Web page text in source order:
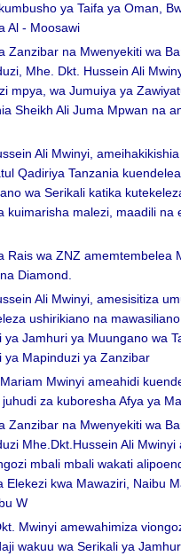
ya Taifa ya Oman,
Al - Moosawi
Zanzibar na Mwenyekiti wa
Mhe. Dkt. Hussein Ali
mpya, wa Jumuiya ya
Sheikh Ali Juma Mpwan na
Ali Mwinyi,
Qadiriya Tanzania
wa Serikali katika
kuimarisha malezi, maadili na
Rais wa ZNZ amemtembelea
Diamond.
Ali Mwinyi, amesisitiza
ushirikiano na
ya Jamhuri ya Muungano wa
ya Mapinduzi ya Zanzibar
Mwinyi ameahidi
za kuboresha Afya ya
Zanzibar na Mwenyekiti wa
Mhe.Dkt.Hussein Ali Mwinyi
mbali mbali wakati
Elekezi kwa Mawaziri, Naibu
W
Mwinyi amewahimiza
wakuu wa Serikali ya